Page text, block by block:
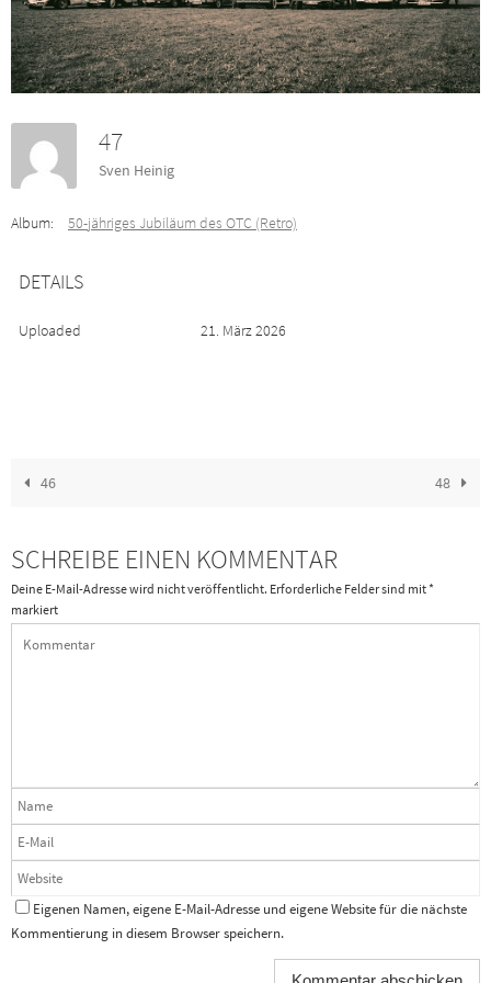
47
Sven Heinig
Album: 50-jähriges Jubiläum des OTC (Retro)
DETAILS
Uploaded 21. März 2026
46 48
SCHREIBE EINEN KOMMENTAR
Deine E-Mail-Adresse wird nicht veröffentlicht. Erforderliche Felder sind mit*
markiert
Eigenen Namen, eigene E-Mail-Adresse und eigene Website für die nächste
Kommentierung in diesem Browser speichern.